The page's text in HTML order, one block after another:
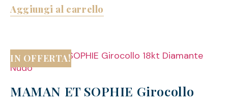
Aggiungi al carrello
IN OFFERTA!
MAMAN ET SOPHIE Girocollo